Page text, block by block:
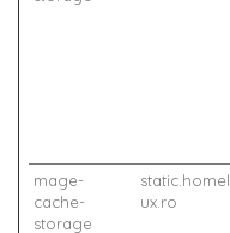
mage-
cache-
storage
static.homel
ux.ro